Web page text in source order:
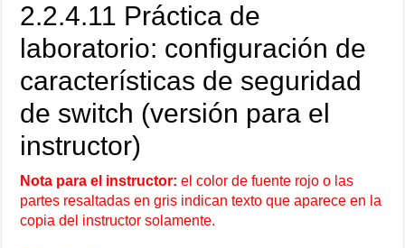
2.2.4.11 Práctica de
laboratorio: configuración de
características de seguridad
de switch (versión para el
instructor)
Nota para el instructor: el color de fuente rojo o las
partes resaltadas en gris indican texto que aparece en la
copia del instructor solamente.